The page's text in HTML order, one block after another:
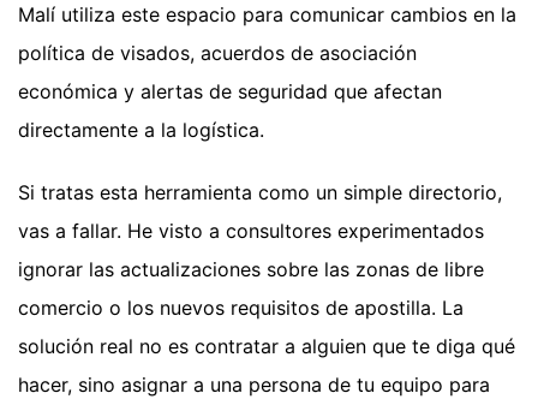
Malí utiliza este espacio para comunicar cambios en la
política de visados, acuerdos de asociación
económica y alertas de seguridad que afectan
directamente a la logística.
Si tratas esta herramienta como un simple directorio,
vas a fallar. He visto a consultores experimentados
ignorar las actualizaciones sobre las zonas de libre
comercio o los nuevos requisitos de apostilla. La
solución real no es contratar a alguien que te diga qué
hacer, sino asignar a una persona de tu equipo para